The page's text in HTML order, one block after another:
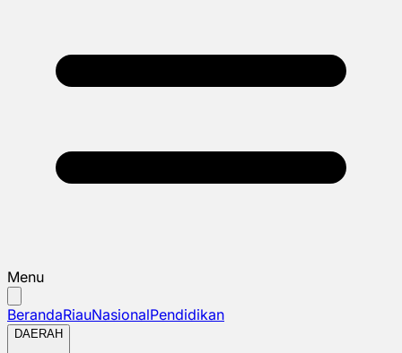
Menu
BerandaRiauNasionalPendidikan
DAERAH